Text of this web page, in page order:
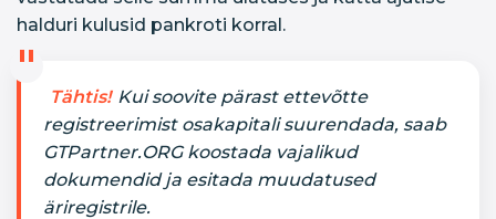
halduri kulusid pankroti korral.
Tähtis! Kui soovite pärast ettevõtte
registreerimist osakapitali suurendada, saab
GTPartner.ORG koostada vajalikud
dokumendid ja esitada muudatused
äriregistrile.